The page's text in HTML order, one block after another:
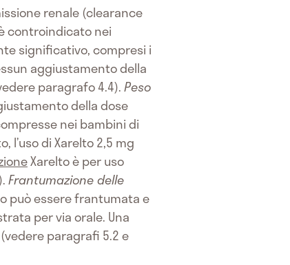
renale (clearance
controindicato nei
significativo, compresi i
aggiustamento della
paragrafo 4.4).Peso
della dose
nei bambini di
di Xarelto 2,5 mg
Xarelto è per uso
Frantumazione delle
può essere frantumata e
per via orale. Una
paragrafi 5.2 e